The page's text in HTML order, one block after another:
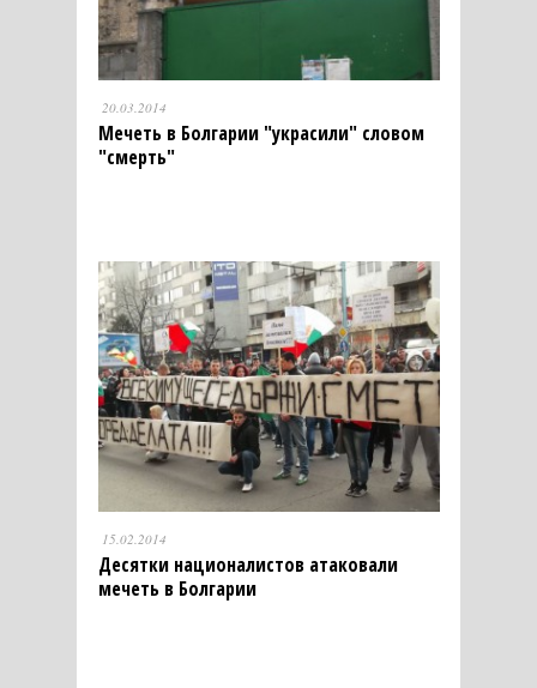
20.03.2014
Мечеть в Болгарии "украсили" словом
"смерть"
15.02.2014
Десятки националистов атаковали
мечеть в Болгарии